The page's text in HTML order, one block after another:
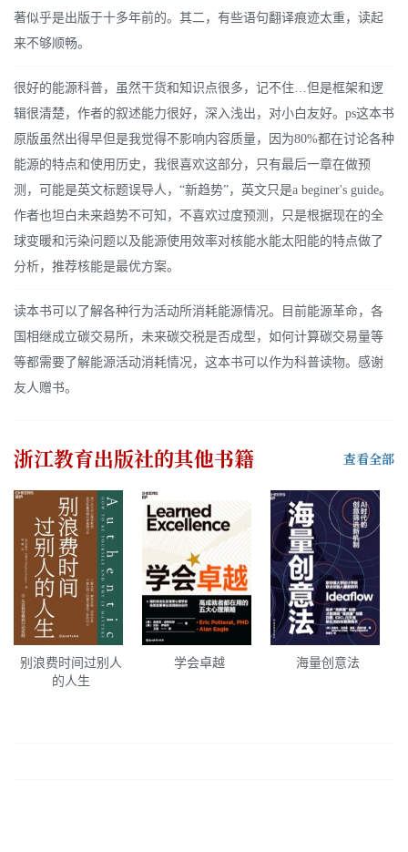
著似乎是出版于十多年前的。其二，有些语句翻译痕迹太重，读起
来不够顺畅。
很好的能源科普，虽然干货和知识点很多，记不住…但是框架和逻
辑很清楚，作者的叙述能力很好，深入浅出，对小白友好。ps这本书
原版虽然出得早但是我觉得不影响内容质量，因为80%都在讨论各种
能源的特点和使用历史，我很喜欢这部分，只有最后一章在做预
测，可能是英文标题误导人，“新趋势”，英文只是a beginer's guide。
作者也坦白未来趋势不可知，不喜欢过度预测，只是根据现在的全
球变暖和污染问题以及能源使用效率对核能水能太阳能的特点做了
分析，推荐核能是最优方案。
读本书可以了解各种行为活动所消耗能源情况。目前能源革命，各
国相继成立碳交易所，未来碳交税是否成型，如何计算碳交易量等
等都需要了解能源活动消耗情况，这本书可以作为科普读物。感谢
友人赠书。
浙江教育出版社的其他书籍 查看全部
别浪费时间过别人
的人生
学会卓越 海量创意法